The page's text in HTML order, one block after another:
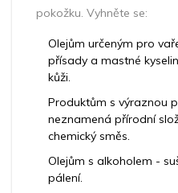
pokožku. Vyhněte se:
Olejům určeným pro
přísady a mastné
kůži.
Produktům s výraznou
neznamená přírodní
chemický směs.
Olejům s alkoholem -
pálení.